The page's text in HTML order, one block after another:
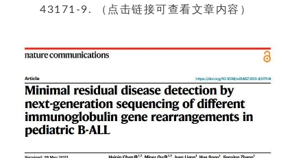
43171-9. （点击链接可查看文章内容）